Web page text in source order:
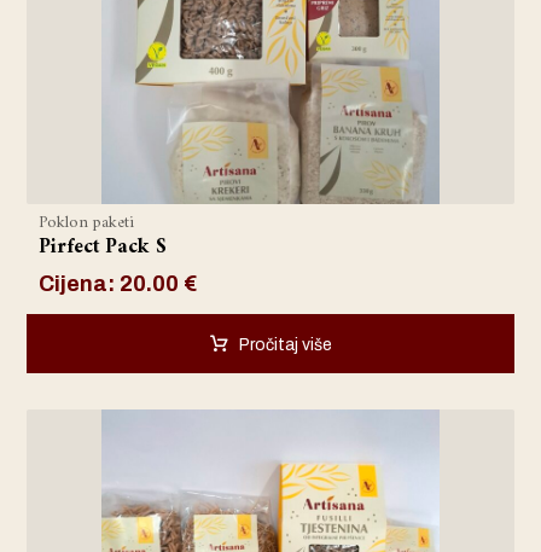
Pirfect Pack S
Poklon paketi
Cijena: 20.00 €
Pročitaj više